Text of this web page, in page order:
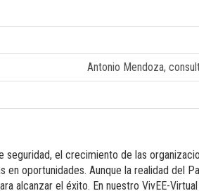
Antonio Mendoza,
el crecimiento de las
oportunidades. Aunque la realidad del
alcanzar el éxito. En nuestro VivEE-